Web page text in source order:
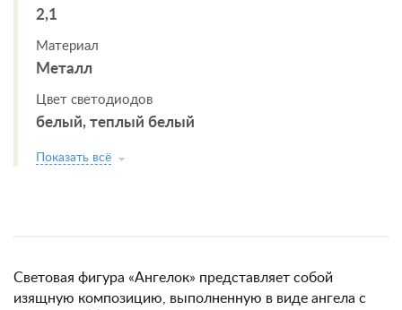
2,1
Материал
Металл
Цвет светодиодов
белый, теплый белый
Показать всё
Световая фигура «Ангелок» представляет собой
изящную композицию, выполненную в виде ангела с